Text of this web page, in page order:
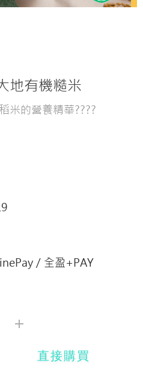
地有機糙米
米的營養精華????
/ 全盈+PAY
直接購買